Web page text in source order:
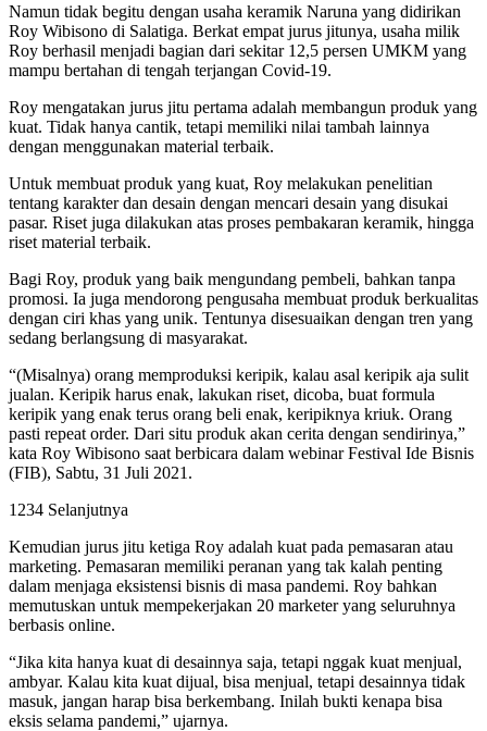
Namun tidak begitu dengan usaha keramik Naruna yang didirikan
Roy Wibisono di Salatiga. Berkat empat jurus jitunya, usaha milik
Roy berhasil menjadi bagian dari sekitar 12,5 persen UMKM yang
mampu bertahan di tengah terjangan Covid-19.
Roy mengatakan jurus jitu pertama adalah membangun produk yang
kuat. Tidak hanya cantik, tetapi memiliki nilai tambah lainnya
dengan menggunakan material terbaik.
Untuk membuat produk yang kuat, Roy melakukan penelitian
tentang karakter dan desain dengan mencari desain yang disukai
pasar. Riset juga dilakukan atas proses pembakaran keramik, hingga
riset material terbaik.
Bagi Roy, produk yang baik mengundang pembeli, bahkan tanpa
promosi. Ia juga mendorong pengusaha membuat produk berkualitas
dengan ciri khas yang unik. Tentunya disesuaikan dengan tren yang
sedang berlangsung di masyarakat.
“(Misalnya) orang memproduksi keripik, kalau asal keripik aja sulit
jualan. Keripik harus enak, lakukan riset, dicoba, buat formula
keripik yang enak terus orang beli enak, keripiknya kriuk. Orang
pasti repeat order. Dari situ produk akan cerita dengan sendirinya,”
kata Roy Wibisono saat berbicara dalam webinar Festival Ide Bisnis
(FIB), Sabtu, 31 Juli 2021.
1234 Selanjutnya
Kemudian jurus jitu ketiga Roy adalah kuat pada pemasaran atau
marketing. Pemasaran memiliki peranan yang tak kalah penting
dalam menjaga eksistensi bisnis di masa pandemi. Roy bahkan
memutuskan untuk mempekerjakan 20 marketer yang seluruhnya
berbasis online.
“Jika kita hanya kuat di desainnya saja, tetapi nggak kuat menjual,
ambyar. Kalau kita kuat dijual, bisa menjual, tetapi desainnya tidak
masuk, jangan harap bisa berkembang. Inilah bukti kenapa bisa
eksis selama pandemi,” ujarnya.